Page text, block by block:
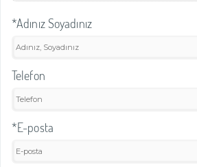
*Adınız Soyadınız
Telefon
*E-posta